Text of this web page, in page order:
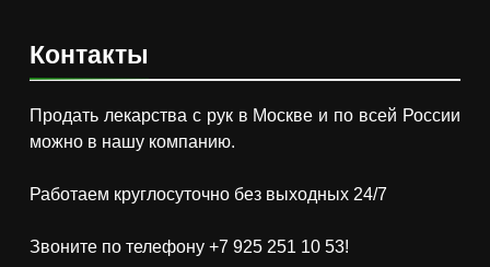
Контакты
Продать лекарства с рук в Москве и по всей России
можно в нашу компанию.
Работаем круглосуточно без выходных 24/7
Звоните по телефону +7 925 251 10 53!